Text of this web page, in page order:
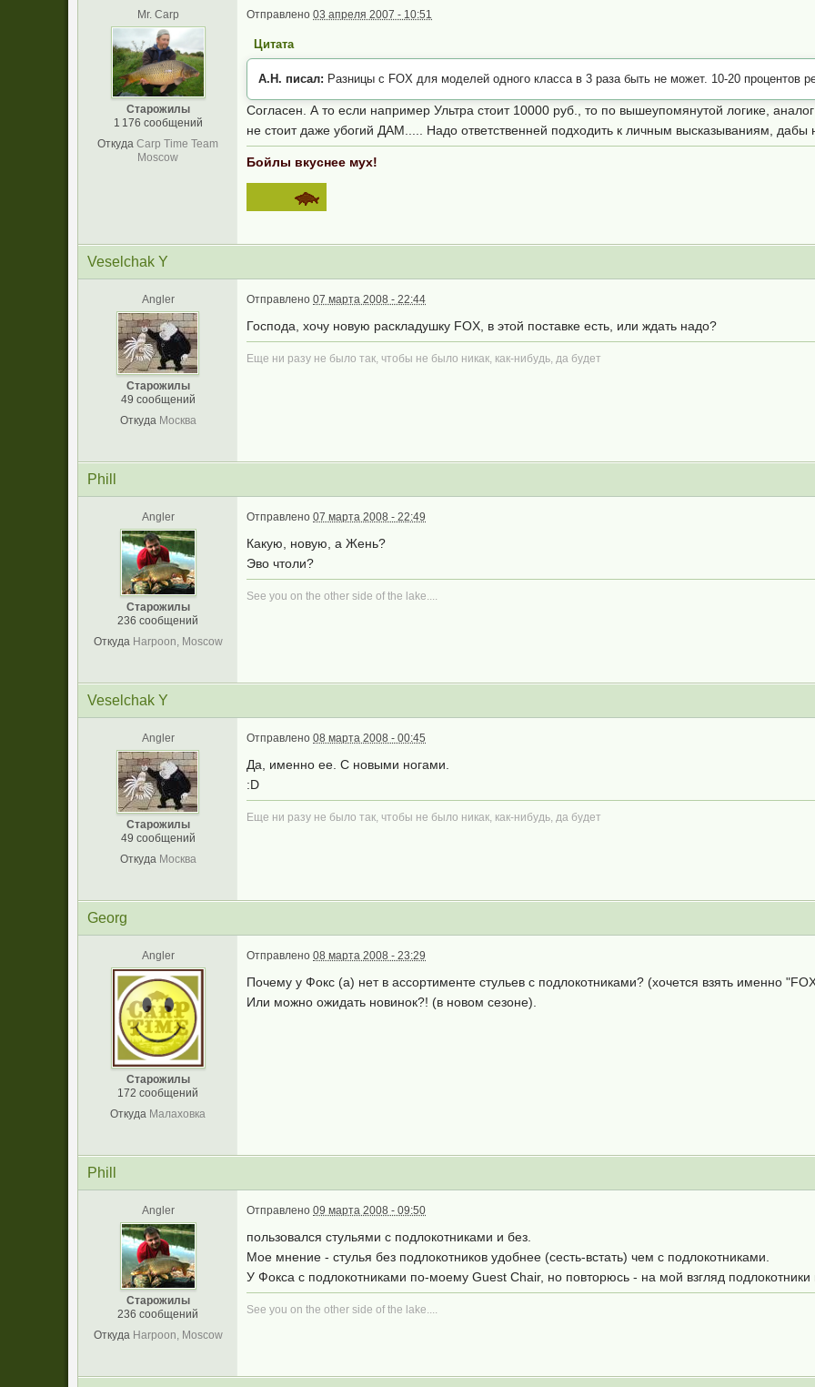
Mr. Carp
Старожилы
1 176 сообщений
Откуда Carp Time Team
Moscow
Отправлено03 апреля 2007 - 10:51
Цитата
А.Н. писал: Разницы с FOX для моделей одного класса в 3 раза быть не может. 10-20 процентов
Согласен. А то если например Ультра стоит 10000 руб., то по вышеупомянутой логике,
не стоит даже убогий ДАМ..... Надо ответственней подходить к личным высказываниям, дабы
Бойлы вкуснее мух!
Veselchak Y
Angler
Старожилы
49 сообщений
Откуда Москва
Отправлено07 марта 2008 - 22:44
Господа, хочу новую раскладушку FOX, в этой поставке есть, или ждать надо?
Еще ни разу не было так, чтобы не было никак, как-нибудь, да будет
Phill
Angler
Старожилы
236 сообщений
Откуда Harpoon, Moscow
Отправлено07 марта 2008 - 22:49
Какую, новую, а Жень?
Эво чтоли?
See you on the other side of the lake....
Veselchak Y
Angler
Старожилы
49 сообщений
Откуда Москва
Отправлено08 марта 2008 - 00:45
Да, именно ее. С новыми ногами.
:D
Еще ни разу не было так, чтобы не было никак, как-нибудь, да будет
Georg
Angler
Старожилы
172 сообщений
Откуда Малаховка
Отправлено08 марта 2008 - 23:29
Почему у Фокс (а) нет в ассортименте стульев с подлокотниками? (хочется взять именно
Или можно ожидать новинок?! (в новом сезоне).
Phill
Angler
Старожилы
236 сообщений
Откуда Harpoon, Moscow
Отправлено09 марта 2008 - 09:50
пользовался стульями с подлокотниками и без.
Мое мнение - стулья без подлокотников удобнее (сесть-встать) чем с подлокотниками.
У Фокса с подлокотниками по-моему Guest Chair, но повторюсь - на мой взгляд подлокотники
See you on the other side of the lake....